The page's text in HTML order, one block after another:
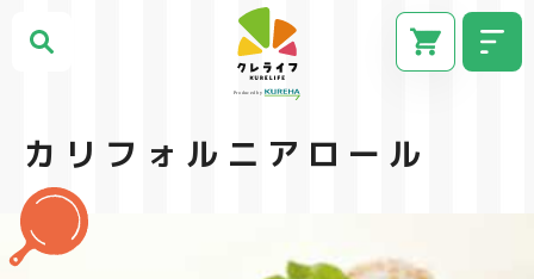
カリフォルニアロール